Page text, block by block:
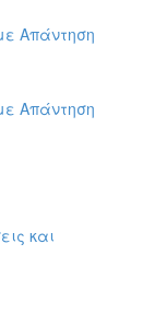
Απάντηση
Απάντηση
και